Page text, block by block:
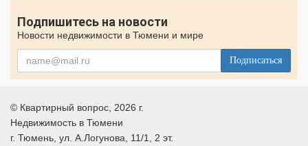
Подпишитесь на новости
Новости недвижимости в Тюмени и мире
Подписаться
© Квартирный вопрос , 2026 г.
Недвижимость в Тюмени
г. Тюмень , ул. А.Логунова, 11/1, 2 эт.